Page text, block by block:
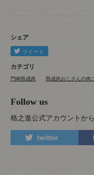
シェア
カテゴリ
門崎熟成肉 熟成肉おじさんの肉
Follow us
格之進公式アカウントか